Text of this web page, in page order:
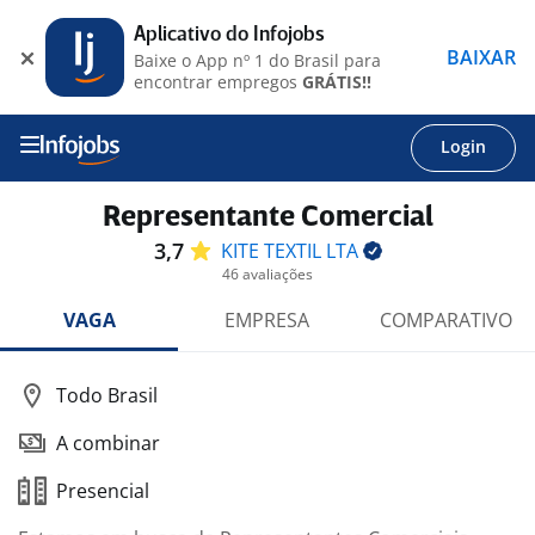
Login
Representante Comercial
3,7 KITE TEXTIL LTA
46 avaliações
VAGA EMPRESA COMPARATIVO
Todo Brasil
A combinar
Presencial
Aplicativo do Infojobs
Baixe o App nº 1 do Brasil para
encontrar empregos GRÁTIS!!
BAIXAR